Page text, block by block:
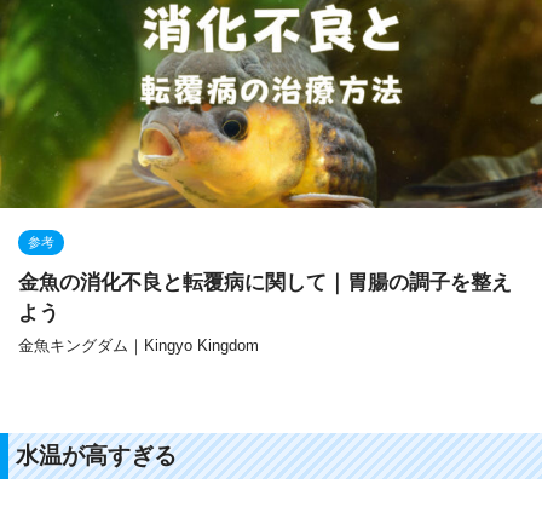
参考
金魚の消化不良と転覆病に関して｜胃腸の調子を整え
よう
金魚キングダム｜Kingyo Kingdom
水温が高すぎる